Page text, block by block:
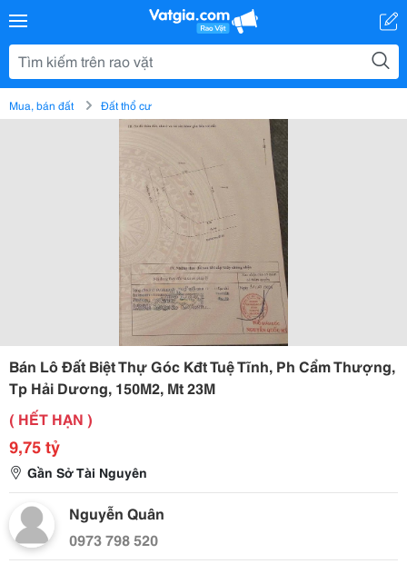
Mua, bán đất Đất thổ cư
Bán Lô Đất Biệt Thự Góc Kđt Tuệ Tĩnh, Ph Cẩm Thượng,
Tp Hải Dương, 150M2, Mt 23M
( HẾT HẠN )
9,75 tỷ
Gần Sở Tài Nguyên
Nguyễn Quân
0973 798 520